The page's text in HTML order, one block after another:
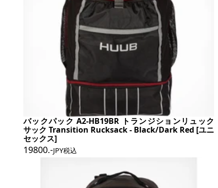
バックパック A2-HB19BR トランジションリュック
サック Transition Rucksack - Black/Dark Red [ユニ
セックス]
19800.-JPY税込